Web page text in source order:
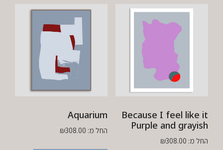
Because I feel like it
Purple and grayish
החל מ: ₪308.00
Aquarium
החל מ: ₪308.00